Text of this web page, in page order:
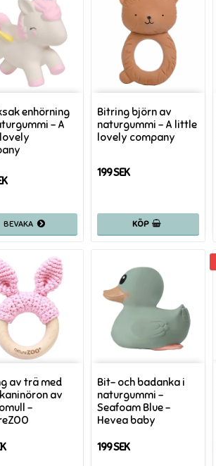
enhörning
- A
Bitring björn av
naturgummi - A little
lovely company
199 SEK
KÖP
av trä med
av
-
Bit- och badanka i
naturgummi -
Seafoam Blue -
Hevea baby
199 SEK